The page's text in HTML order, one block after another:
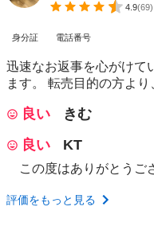
4.9(69)
身分証 電話番号
迅速なお返事を心がけて
ます。 転売目的の方よ
良い
きむ
良い
KT
この度はありがとうご
評価をもっと見る